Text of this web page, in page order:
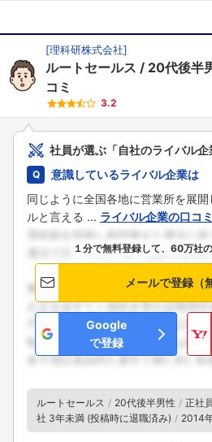
[理科研株式会社]
ルートセールス 20代後半
コミ
3.2
社員が選ぶ「自社のライバル企
意識しているライバル企業は
同じように全国各地に営業所を展
ルと言える ... ライバル企業の口コ
１分で無料登録して、60万社
メールで登録（
Google
で登録
ルートセールス 20代後半男性 正社
社 3年未満 (投稿時に退職済み)
2014